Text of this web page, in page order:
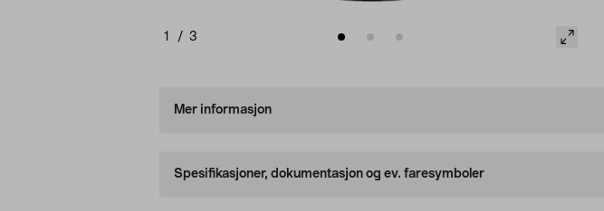
1 / 3
Mer informasjon
Spesifikasjoner, dokumentasjon og ev. faresymboler